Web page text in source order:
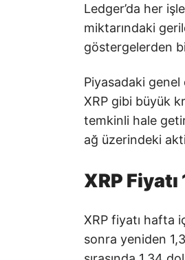
Ledger’da her
miktarındaki
göstergelerden
Piyasadaki
XRP gibi büyük
temkinli hale
ağ üzerindeki
XRP
XRP fiyatı hafta
sonra yeniden